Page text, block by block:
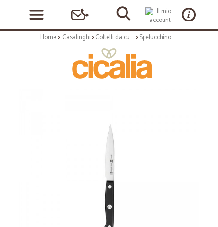
Home Casalinghi Coltelli da cucina e Taglieri Spelucchino cm 10 - linea gourmet